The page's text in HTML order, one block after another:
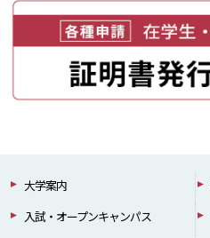
大学案内
入試・オープンキャンパス